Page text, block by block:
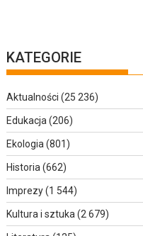
KATEGORIE
Aktualności (25 236)
Edukacja (206)
Ekologia (801)
Historia (662)
Imprezy(1 544)
Kultura i sztuka (2 679)